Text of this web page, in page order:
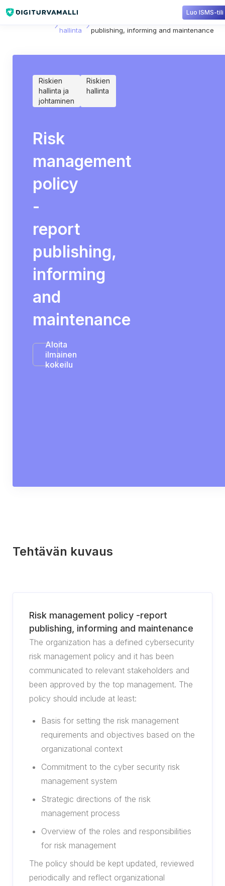
Luo ISMS-tili
hallinta
Risk management policy -report
publishing, informing and maintenance
Riskien
hallinta ja
johtaminen
Riskien
hallinta
Risk
management
policy
-
report
publishing,
informing
and
maintenance
Aloita
ilmainen
kokeilu
Tehtävän kuvaus
Risk management policy -report
publishing, informing and maintenance
The organization has a defined cybersecurity
risk management policy and it has been
communicated to relevant stakeholders and
been approved by the top management. The
policy should include at least:
Basis for setting the risk management
requirements and objectives based on the
organizational context
Commitment to the cyber security risk
management system
Strategic directions of the risk
management process
Overview of the roles and responsibilities
for risk management
The policy should be kept updated, reviewed
periodically and reflect organizational